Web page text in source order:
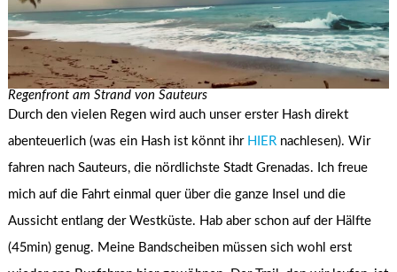
Regenfront am Strand von Sauteurs
Durch den vielen Regen wird auch unser erster Hash direkt
abenteuerlich (was ein Hash ist könnt ihr HIER nachlesen). Wir
fahren nach Sauteurs, die nördlichste Stadt Grenadas. Ich freue
mich auf die Fahrt einmal quer über die ganze Insel und die
Aussicht entlang der Westküste. Hab aber schon auf der Hälfte
(45min) genug. Meine Bandscheiben müssen sich wohl erst